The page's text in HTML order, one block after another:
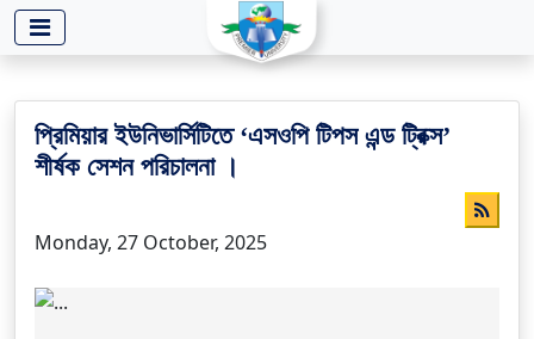
-->
প্রিমিয়ার ইউনিভার্সিটিতে ‘এসওপি টিপস এন্ড ট্রিক্স’
শীর্ষক সেশন পরিচালনা ।
Monday, 27 October, 2025